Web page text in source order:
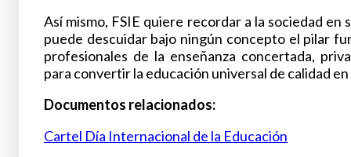
Así mismo, FSIE quiere recordar a la sociedad
puede descuidar bajo ningún concepto el pilar
profesionales de la enseñanza concertada,
para convertir la educación universal de calidad
Documentos relacionados:
Cartel Día Internacional de la Educación